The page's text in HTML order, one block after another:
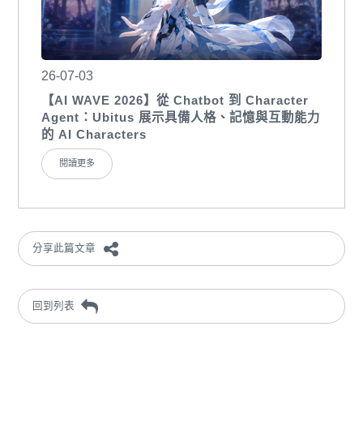
26-07-03
【AI WAVE 2026】從 Chatbot 到 Character
Agent：Ubitus 展示具備人格、記憶與互動能力
的 AI Characters
閱讀更多
分享此篇文章
回到列表